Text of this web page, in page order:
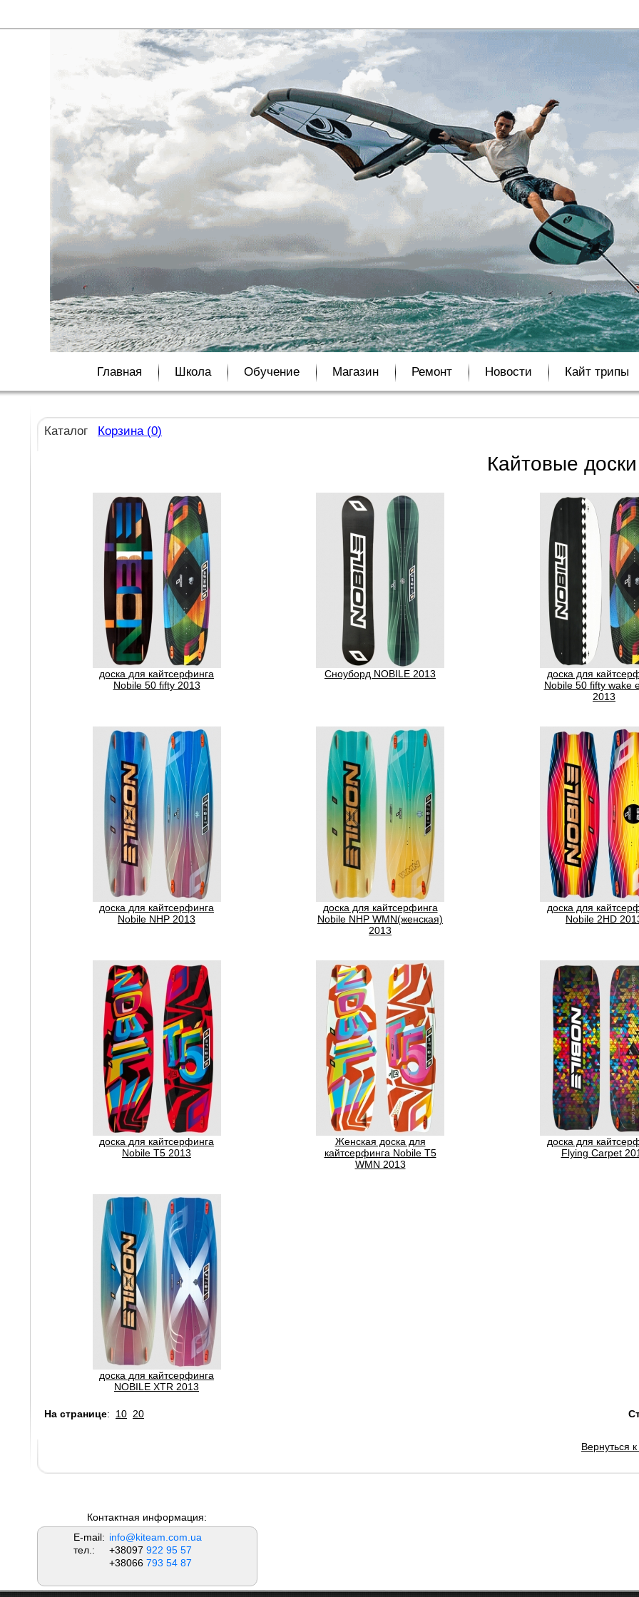
Главная Школа Обучение Магазин Ремонт Новости Кайт трипы
Каталог Корзина (0)
Кайтовые
доска для кайтсерфинга
Nobile 50 fifty 2013
Сноуборд NOBILE 2013
доска для
Nobile 50 fifty wake
2013
доска для кайтсерфинга
Nobile NHP 2013
доска для кайтсерфинга
Nobile NHP WMN(женская)
2013
доска для
Nobile 2HD
доска для кайтсерфинга
Nobile T5 2013
Женская доска для
кайтсерфинга Nobile T5
WMN 2013
доска для
Flying Carpet
доска для кайтсерфинга
NOBILE XTR 2013
На странице: 10 20
Вернуться
Контактная информация:
E-mail: info@kiteam.com.ua
тел.:
+38097 922 95 57
+38066 793 54 87
ГЛАВНАЯ
ШКОЛА